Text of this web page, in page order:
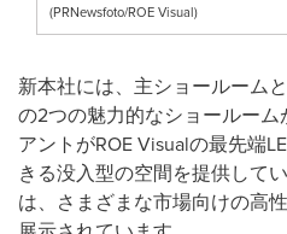
(PRNewsfoto/ROE Visual)
新本社には、主ショールーム
の2つの魅力的なショールー
アントがROE Visualの最先端
きる没入型の空間を提供して
は、さまざまな市場向けの高